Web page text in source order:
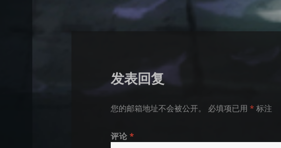
发表回复
您的邮箱地址不会被公开。 必填项已用* 标注
评论*